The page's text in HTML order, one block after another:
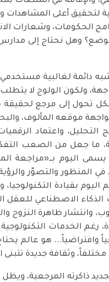
أعلى المشاهدات
الحكومات، وشعارات
الوضع؟ وهل نحتاج إلى
دائمة لغالبية
ولكون الولوج لا
تحول إلى مرجع لحقيقة
موقعه المألوف،
التحليل، واعتماد
ما جعل من الصعب
اليوم بــ«مراجعة
في المنظور والتصوّر
اليوم بقيادة
الاصطناعي للعقل
وانتشار ظاهرة النزوح
رغم الخدمات
وافتراضياً... هو عالم
وثقافة جديدة تتبنى
ذاكرته المرجعية،